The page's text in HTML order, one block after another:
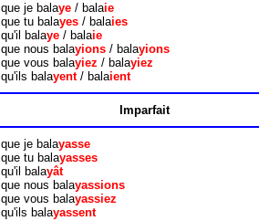
que je balaye / balaie
que tu balayes / balaies
qu'il balaye / balaie
que nous balayions / balayions
que vous balayiez / balayiez
qu'ils balayent/ balaient
Imparfait
que je balayasse
que tu balayasses
qu'il balayât
que nous balayassions
que vous balayassiez
qu'ils balayassent